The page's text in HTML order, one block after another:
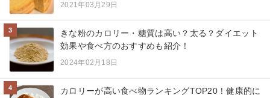
2021年03月29日
3
きな粉のカロリー・糖質は高い？太る？ダイエット
効果や食べ方のおすすめも紹介！
2024年02月18日
4
カロリーが高い食べ物ランキングTOP20！健康的に